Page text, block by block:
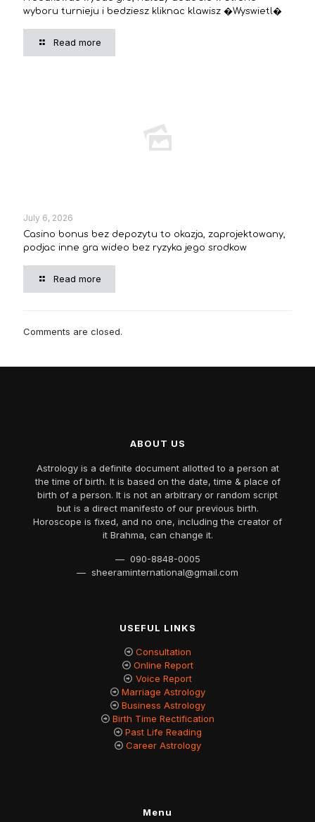
wyboru turnieju i bedziesz kliknac klawisz �Wyswietl�
Read more
July 6, 2026
Casino bonus bez depozytu to okazja, zaprojektowany,
podjac inne gra wideo bez ryzyka jego srodkow
Read more
Comments are closed.
ABOUT US
Astrology is a definite document allotted to a person at
the time of birth. It is based on the date, time & place of
birth of a person. It is not an arbitrary or random script
but is a direct manifesto of our previous birth.
Horoscope is fixed, and no one, including the creator of
it Brahma, can change it.
— 090-8848-0005
— sheeraminternational@gmail.com
USEFUL LINKS
Consultation
Online Report
Voice Report
Marriage Astrology
Business Astrology
Birth Time Rectification
Past Life Reading
Career Astrology
Menu